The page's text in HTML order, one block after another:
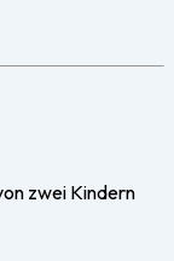
zwei Kindern